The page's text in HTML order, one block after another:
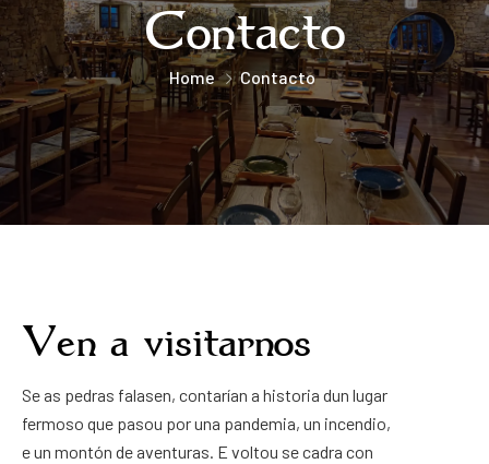
Contacto
Home Contacto
Ven a visitarnos
Se as pedras falasen, contarían a historia dun lugar
fermoso que pasou por una pandemia, un incendio,
e un montón de aventuras. E voltou se cadra con